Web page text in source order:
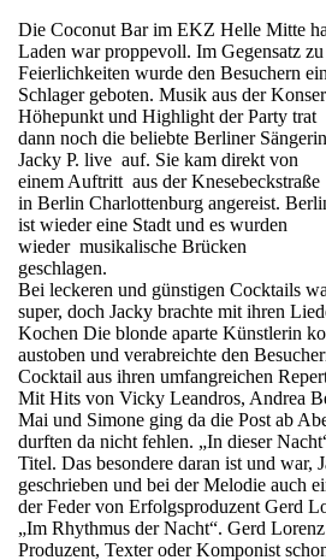
Die Coconut Bar im EKZ Helle Mitte
Laden war proppevoll. Im Gegensatz zu
Feierlichkeiten wurde den Besuchern
Schlager geboten. Musik aus der
Höhepunkt und Highlight der Party trat
dann noch die beliebte Berliner Sängerin
Jacky P. live auf. Sie kam direkt von
einem Auftritt aus der Knesebeckstraße
in Berlin Charlottenburg angereist.
ist wieder eine Stadt und es wurden
wieder musikalische Brücken
geschlagen.
Bei leckeren und günstigen Cocktails
super, doch Jacky brachte mit ihren
Kochen Die blonde aparte Künstlerin
austoben und verabreichte den
Cocktail aus ihren umfangreichen
Mit Hits von Vicky Leandros, Andrea
Mai und Simone ging da die Post ab
durften da nicht fehlen. „In dieser
Titel. Das besondere daran ist und war,
geschrieben und bei der Melodie auch
der Feder von Erfolgsproduzent Gerd
„Im Rhythmus der Nacht“. Gerd
Produzent, Texter oder Komponist